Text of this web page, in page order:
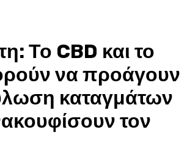
Το CBD και το
να προάγουν
καταγμάτων
τον